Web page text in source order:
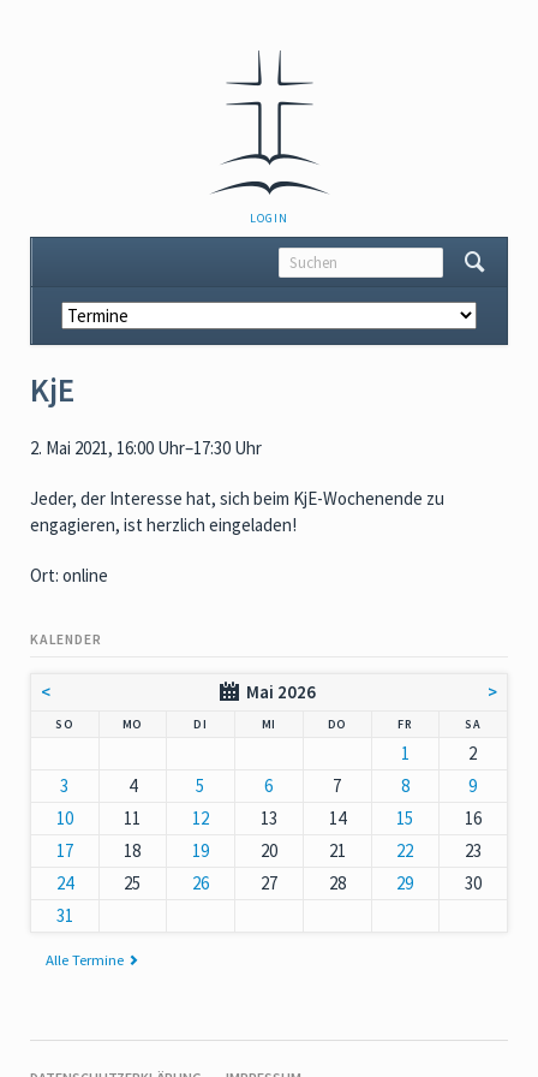
NAVIGATION
ÜBERSPRINGEN
LOGIN
Navigation
überspringen
KjE
2. Mai 2021, 16:00 Uhr–17:30 Uhr
Jeder, der Interesse hat, sich beim KjE-Wochenende zu
engagieren, ist herzlich eingeladen!
Ort: online
KALENDER
< Mai 2026 >
SO MO DI MI DO NNERSTAG
FR SAMSTAG
1
2
3
4 5 6 7 8
9
10
11 12 13 14 15
16
17
18 19 20 21 22
23
24
25 26 27 28 29
30
31
Alle Termine